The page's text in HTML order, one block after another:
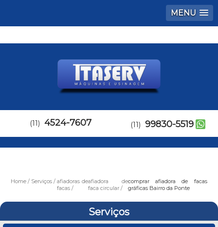
MENU
(11) 4524-7607 (11) 99830-5519
Home Serviços
afiadoras de
facas
afiadora de
faca circular
comprar afiadora de facas
gráficas Bairro da Ponte
Serviços